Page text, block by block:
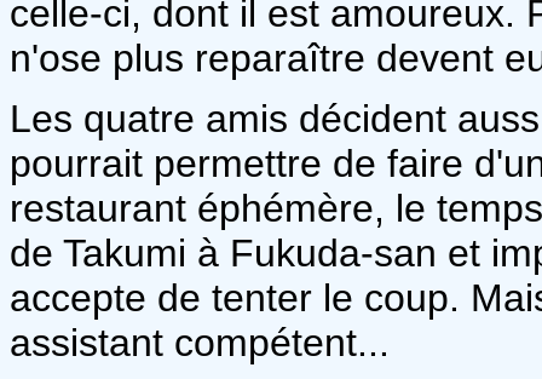
celle-ci, dont il est amoureux.
n'ose plus reparaître devent
Les quatre amis décident
pourrait permettre de faire
restaurant éphémère, le
de Takumi à Fukuda-san et
accepte de tenter le coup.
assistant compétent...